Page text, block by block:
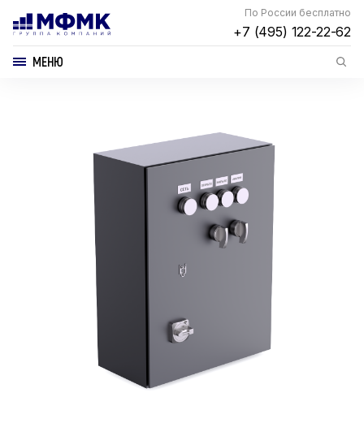
По России бесплатно
+7 (495) 122-22-62
МЕНЮ